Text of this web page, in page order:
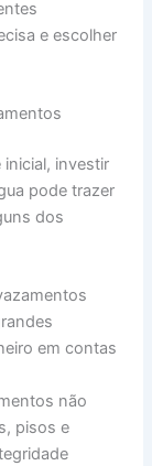
e escolher
investir
pode trazer
dos
em contas
não
pisos e